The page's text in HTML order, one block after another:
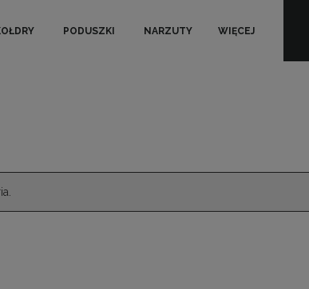
PODUSZKI NARZUTY WIĘCEJ